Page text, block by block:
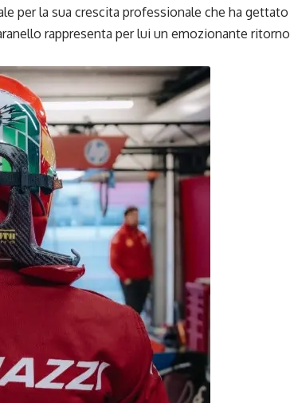
per la sua crescita professionale che ha gettato
rappresenta per lui un emozionante ritorno